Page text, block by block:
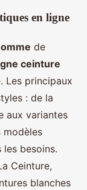
en ligne
de
ceinture
Les principaux
: de la
aux variantes
modèles
besoins.
Ceinture,
blanches